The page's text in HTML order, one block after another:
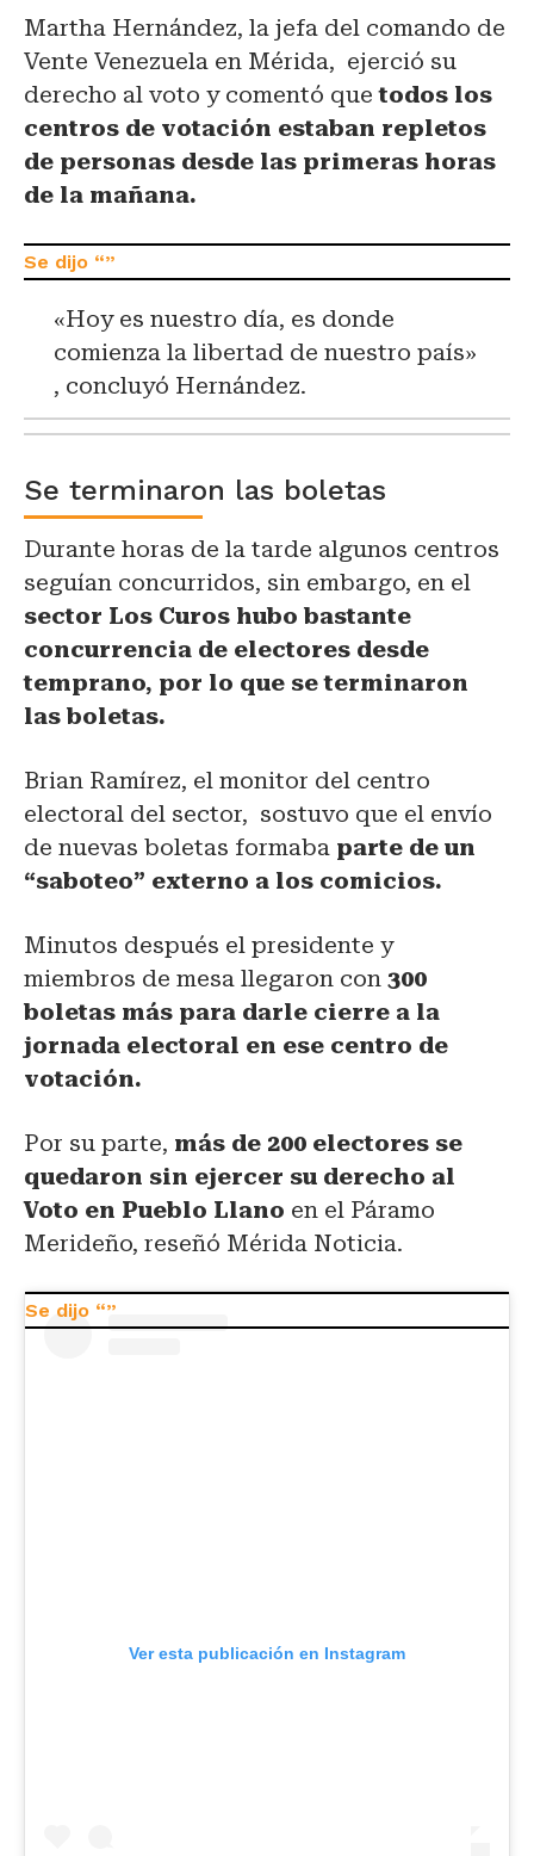
Martha Hernández, la jefa del comando de
Vente Venezuela en Mérida, ejerció su
derecho al voto y comentó quetodos los
centros de votación estaban repletos
de personas desde las primeras horas
de la mañana.
«Hoy es nuestro día, es donde
comienza la libertad de nuestro país»
, concluyó Hernández.
Se terminaron las boletas
Durante horas de la tarde algunos centros
seguían concurridos, sin embargo, en el
sector Los Curos hubo bastante
concurrencia de electores desde
temprano, por lo que se terminaron
las boletas.
Brian Ramírez, el monitor del centro
electoral del sector, sostuvo que el envío
de nuevas boletas formaba parte de un
“saboteo” externo a los comicios.
Minutos después el presidente y
miembros de mesa llegaron con 300
boletas más para darle cierre a la
jornada electoral en ese centro de
votación.
Por su parte, más de 200 electores se
quedaron sin ejercer su derecho al
Voto en Pueblo Llano en el Páramo
Merideño, reseñó Mérida Noticia.
Ver esta publicación en Instagram